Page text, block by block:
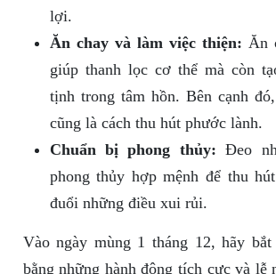
lợi.
Ăn chay và làm việc thiện: Ăn
giúp thanh lọc cơ thể mà còn
tịnh trong tâm hồn. Bên cạnh
cũng là cách thu hút phước lành.
Chuẩn bị phong thủy: Đeo
phong thủy hợp mệnh để thu
đuổi những điều xui rủi.
Vào ngày mùng 1 tháng 12, hãy
bằng những hành động tích cực và lễ